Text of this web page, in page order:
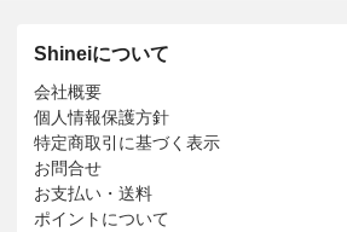
Shineiについて
会社概要
個人情報保護方針
特定商取引に基づく表示
お問合せ
お支払い・送料
ポイントについて